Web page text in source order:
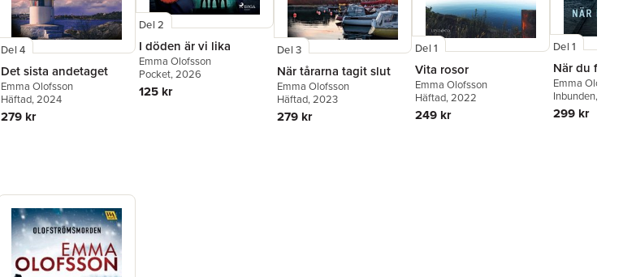
Del 4
Det sista andetaget
Emma Olofsson
Häftad, 2024
279 kr
Del 2
I döden är vi lika
Emma Olofsson
Pocket, 2026
125 kr
Del 3
När tårarna tagit slut
Emma Olofsson
Häftad, 2023
279 kr
Del 1
Vita rosor
Emma Olofsson
Häftad, 2022
249 kr
Del 1
När du
Emma Olofsson
Inbunden, 2024
299 kr